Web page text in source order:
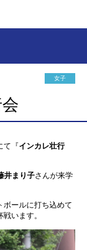
女子
て『インカレ壮行
井まり子さんが来学
ボールに打ち込めて
います。